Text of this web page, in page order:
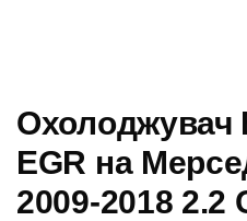
Охолоджувач
EGR на
2009-2018 2.2